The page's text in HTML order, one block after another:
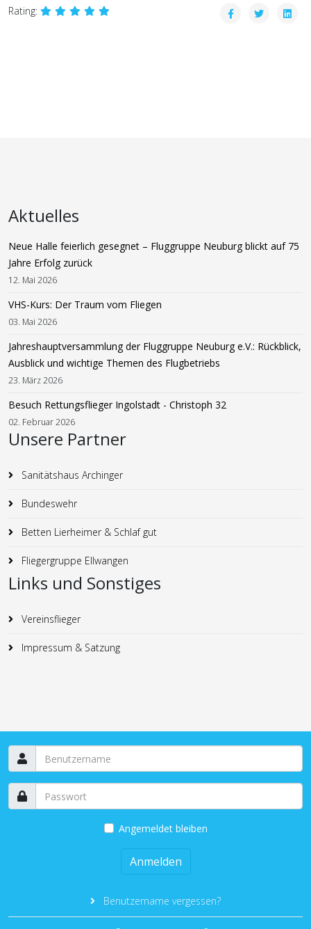
Rating:
Aktuelles
Neue Halle feierlich gesegnet – Fluggruppe Neuburg blickt auf 75
Jahre Erfolg zurück
12. Mai 2026
VHS-Kurs: Der Traum vom Fliegen
03. Mai 2026
Jahreshauptversammlung der Fluggruppe Neuburg e.V.: Rückblick,
Ausblick und wichtige Themen des Flugbetriebs
23. März 2026
Besuch Rettungsflieger Ingolstadt - Christoph 32
02. Februar 2026
Unsere Partner
Sanitätshaus Archinger
Bundeswehr
Betten Lierheimer & Schlaf gut
Fliegergruppe Ellwangen
Links und Sonstiges
Vereinsflieger
Impressum & Satzung
Angemeldet bleiben
Anmelden
Benutzername vergessen?